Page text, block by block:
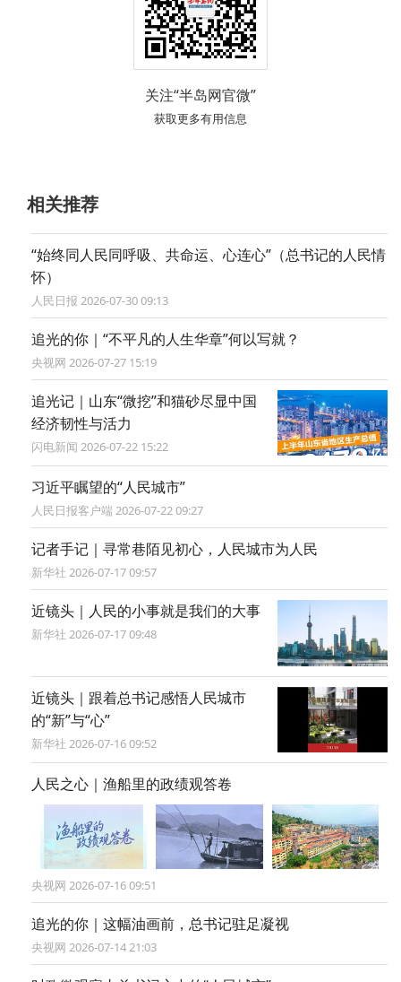
关注“半岛网官微”
获取更多有用信息
相关推荐
“始终同人民同呼吸、共命运、心连心”（总书记的人民情
怀）
人民日报 2026-07-30 09:13
追光的你｜“不平凡的人生华章”何以写就？
央视网 2026-07-27 15:19
追光记｜山东“微挖”和猫砂尽显中国
经济韧性与活力
闪电新闻 2026-07-22 15:22
习近平瞩望的“人民城市”
人民日报客户端 2026-07-22 09:27
记者手记｜寻常巷陌见初心，人民城市为人民
新华社 2026-07-17 09:57
近镜头｜人民的小事就是我们的大事
新华社 2026-07-17 09:48
近镜头｜跟着总书记感悟人民城市
的“新”与“心”
新华社 2026-07-16 09:52
人民之心｜渔船里的政绩观答卷
央视网 2026-07-16 09:51
追光的你｜这幅油画前，总书记驻足凝视
央视网 2026-07-14 21:03